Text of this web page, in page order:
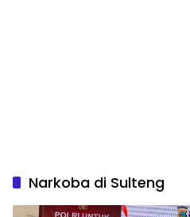
Narkoba di Sulteng